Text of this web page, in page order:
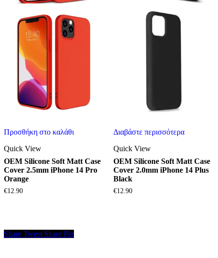
Προσθήκη στο καλάθι
Quick View
OEM Silicone Soft Matt Case
Cover 2.5mm iPhone 14 Pro
Orange
€12.90
Διαβάστε περισσότερα
Quick View
OEM Silicone Soft Matt Case
Cover 2.0mm iPhone 14 Plus
Black
€12.90
Share Tweet Share Pin